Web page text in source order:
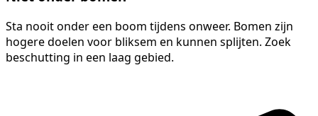
Sta nooit onder een boom tijdens onweer. Bomen zijn
hogere doelen voor bliksem en kunnen splijten. Zoek
beschutting in een laag gebied.